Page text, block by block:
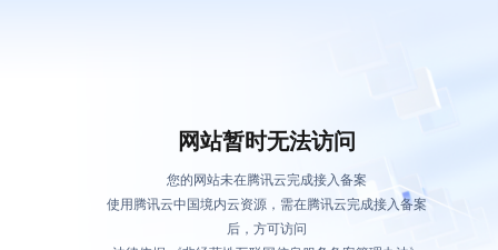
网站暂时无法访问
您的网站未在腾讯云完成接入备案
使用腾讯云中国境内云资源，需在腾讯云完成接入备案
后，方可访问